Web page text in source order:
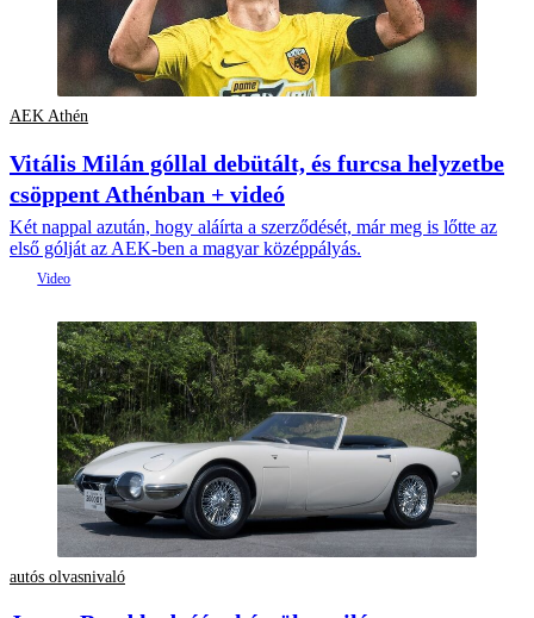
AEK Athén
Vitális Milán góllal debütált, és furcsa helyzetbe
csöppent Athénban + videó
Két nappal azután, hogy aláírta a szerződését, már meg is lőtte az
első gólját az AEK-ben a magyar középpályás.
autós olvasnivaló